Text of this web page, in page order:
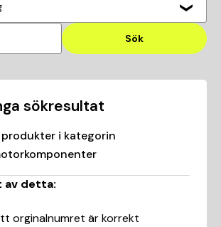
Sök
sökresultat
produkter i kategorin
av detta:
orginalnumret är korrekt